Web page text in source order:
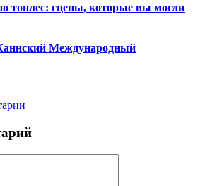
топлес: сцены, которые вы могли
Международный